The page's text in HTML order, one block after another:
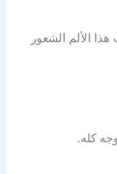
الألم الشعور
كله.